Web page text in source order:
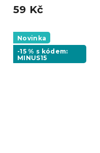
59 Kč
Novinka
-15 % s kódem:
MINUS15